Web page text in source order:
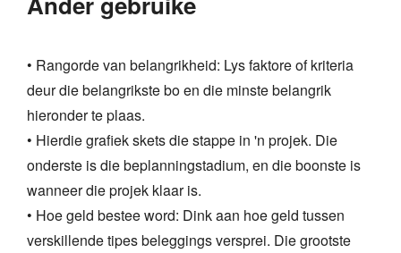
• Rangorde van belangrikheid: Lys faktore of kriteria
deur die belangrikste bo en die minste belangrik
hieronder te plaas.
• Hierdie grafiek skets die stappe in 'n projek. Die
onderste is die beplanningstadium, en die boonste is
wanneer die projek klaar is.
• Hoe geld bestee word: Dink aan hoe geld tussen
verskillende tipes beleggings versprei. Die grootste